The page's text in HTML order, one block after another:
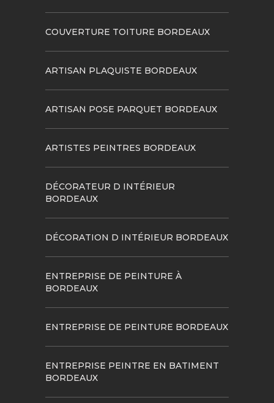
COUVERTURE TOITURE BORDEAUX
ARTISAN PLAQUISTE BORDEAUX
ARTISAN POSE PARQUET BORDEAUX
ARTISTES PEINTRES BORDEAUX
DÉCORATEUR D INTÉRIEUR
BORDEAUX
DÉCORATION D INTÉRIEUR BORDEAUX
ENTREPRISE DE PEINTURE À
BORDEAUX
ENTREPRISE DE PEINTURE BORDEAUX
ENTREPRISE PEINTRE EN BATIMENT
BORDEAUX